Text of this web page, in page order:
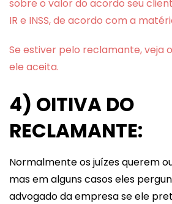
sobre o valor do acordo seu
IR e INSS, de acordo com a
Se estiver pelo reclamante, veja
ele aceita.
4) OITIVA DO
RECLAMANTE:
Normalmente os juízes querem
mas em alguns casos eles
advogado da empresa se ele